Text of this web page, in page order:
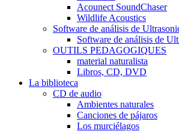
Acounect SoundChaser
Wildlife Acoustics
Software de análisis de
Software de análisis de
OUTILS PEDAGOGIQUES
material naturalista
Libros, CD, DVD
La biblioteca
CD de audio
Ambientes naturales
Canciones de pájaros
Los murciélagos